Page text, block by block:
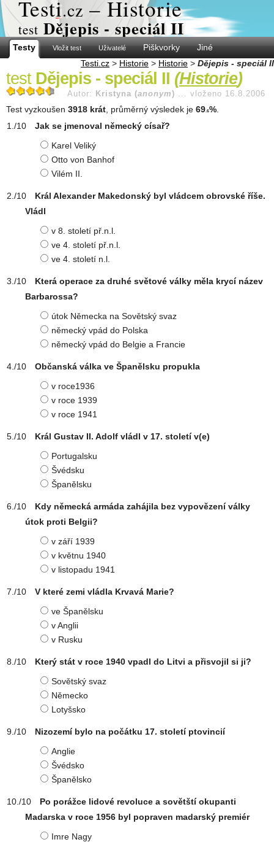
Testi.cz – Historie
test Dějepis - speciál II
Testy Vložit test Uživatelé Piškvorky
Jiné
Testi.cz > Historie > Historie > Dějepis - speciál II
test Dějepis - speciál II (Historie)
Autor: Kristyna (anonym ) ... vloženo 16.8.2006
Test vyzkoušen 3918 krát , průměrný výsledek je 69 .6%
Jak se jmenoval německý císař?
Karel Veliký
Otto von Banhof
Vilém II.
Král Alexander Makedonský byl vládcem obrovské říše.
Vládl
v 8. století př.n.l.
ve 4. století př.n.l.
ve 4. století n.l.
Která operace za druhé světové války měla krycí název
Barbarossa?
útok Německa na Sovětský svaz
německý vpád do Polska
německý vpád do Belgie a Francie
Občanská válka ve Španělsku propukla
v roce1936
v roce 1939
v roce 1941
Král Gustav II. Adolf vládl v 17. století v(e)
Portugalsku
Švédsku
Španělsku
Kdy německá armáda zahájila bez vypovězení války
útok proti Belgii?
v září 1939
v květnu 1940
v listopadu 1941
V které zemi vládla Krvavá Marie?
ve Španělsku
v Anglii
v Rusku
Který stát v roce 1940 vpadl do Litvi a přisvojil si ji?
Sovětský svaz
Německo
Lotyšsko
Nizozemí bylo na počátku 17. století ptovincií
Anglie
Švédsko
Španělsko
Po porážce lidové revoluce a sovětští okupanti
Madarska v roce 1956 byl popraven madarský premiér
Imre Nagy